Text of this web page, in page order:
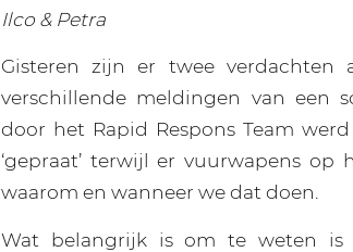
Ilco & Petra
Gisteren zijn er twee verdachten
verschillende meldingen van een
door het Rapid Respons Team
‘gepraat’ terwijl er vuurwapens
waarom en wanneer we dat doen.
Wat belangrijk is om te weten